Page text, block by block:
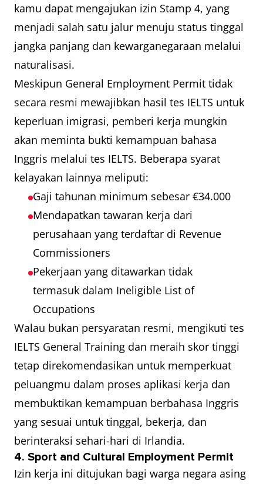
kamu dapat mengajukan izin Stamp 4, yang
menjadi salah satu jalur menuju status tinggal
jangka panjang dan kewarganegaraan melalui
naturalisasi.
Meskipun General Employment Permit tidak
secara resmi mewajibkan hasil tes IELTS untuk
keperluan imigrasi, pemberi kerja mungkin
akan meminta bukti kemampuan bahasa
Inggris melalui tes IELTS. Beberapa syarat
kelayakan lainnya meliputi:
Gaji tahunan minimum sebesar €34.000
Mendapatkan tawaran kerja dari
perusahaan yang terdaftar di Revenue
Commissioners
Pekerjaan yang ditawarkan tidak
termasuk dalam Ineligible List of
Occupations
Walau bukan persyaratan resmi, mengikuti tes
IELTS General Training dan meraih skor tinggi
tetap direkomendasikan untuk memperkuat
peluangmu dalam proses aplikasi kerja dan
membuktikan kemampuan berbahasa Inggris
yang sesuai untuk tinggal, bekerja, dan
berinteraksi sehari-hari di Irlandia.
4. Sport and Cultural Employment Permit
Izin kerja ini ditujukan bagi warga negara asing